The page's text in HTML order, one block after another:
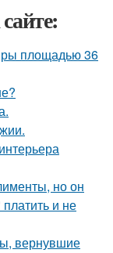
площадью 36
но он
и не
вернувшие